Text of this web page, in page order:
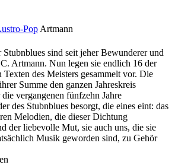
Pop Artmann
sind seit jeher Bewunderer und
Artmann. Nun legen sie endlich 16 der
Texten des Meisters gesammelt vor. Die
Summe den ganzen Jahreskreis
vergangenen fünfzehn Jahre
des Stubnblues besorgt, die eines eint: das
Melodien, die dieser Dichtung
der liebevolle Mut, sie auch uns, die sie
Musik geworden sind, zu Gehör